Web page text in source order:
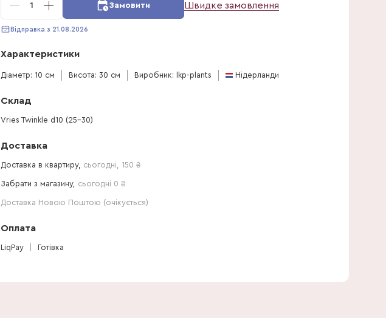
1 Замовити Швидке замовлення
Відправка з 21.08.2026
Характеристики
Діаметр: 10 см Висота: 30 см Виробник: lkp-plants Нідерланди
Склад
Vries Twinkle d10 (25-30)
Доставка
Доставка в квартиру, сьогодні 150 ₴
Забрати з магазину, сьогодні 0 ₴
Доставка Новою Поштою (очікується)
Оплата
LiqPay Готівка